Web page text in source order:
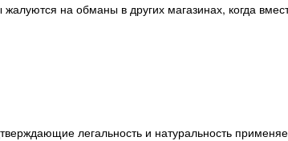
на обманы в других магазинах, когда
легальность и натуральность